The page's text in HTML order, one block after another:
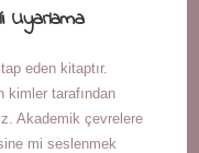
Uyarlama
eden kitaptır.
kimler tarafından
Akademik çevrelere
mi seslenmek